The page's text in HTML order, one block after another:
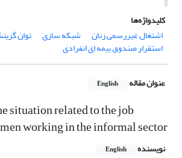
کلیدواژه‌ها
اشتغال غیررسمی زنان
شبکه سازی توان
استقرار صندوق بیمه ای انفرادی
عنوان مقاله English
situation related to the job
working in the informal sector
نویسنده English